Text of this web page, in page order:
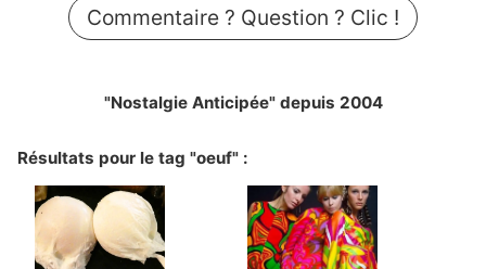
Commentaire ? Question ? Clic !
"Nostalgie Anticipée" depuis 2004
Résultats pour le tag "oeuf" :